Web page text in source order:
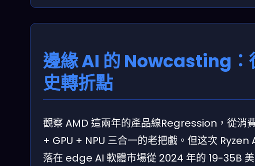
邊緣 AI 的 Nowcasting：
史轉折點
觀察 AMD 這兩年的產品線Regression，從消
+ GPU + NPU 三合一的老把戲。但这次
落在 edge AI 軟體市場從 2024 年的 19-35B